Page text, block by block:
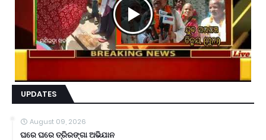
UPDATES
August 09, 2026
ଘରେ ଘରେ ତ୍ରିରଙ୍ଗା ଅଭିଯାନ